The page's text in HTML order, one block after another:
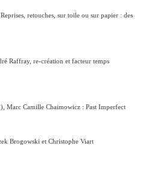
retouches, sur toile ou sur papier : des
Raffray, re-création et facteur temps
Marc Camille Chaimowicz : Past Imperfect
Brogowski et Christophe Viart